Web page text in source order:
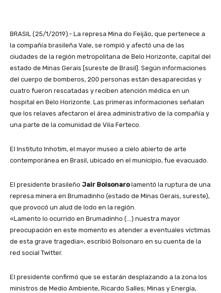
BRASIL (25/1/2019).- La represa Mina do Feijão, que pertenece a
la compañía brasileña Vale, se rompió y afectó una de las
ciudades de la región metropolitana de Belo Horizonte, capital del
estado de Minas Gerais [sureste de Brasil]. Según informaciones
del cuerpo de bomberos, 200 personas están desaparecidas y
cuatro fueron rescatadas y reciben atención médica en un
hospital en Belo Horizonte. Las primeras informaciones señalan
que los relaves afectaron el área administrativo de la compañía y
una parte de la comunidad de Vila Ferteco.
El Instituto Inhotim, el mayor museo a cielo abierto de arte
contemporánea en Brasil, ubicado en el municipio, fue evacuado.
El presidente brasileño Jair Bolsonarolamentó la ruptura de una
represa minera en Brumadinho (estado de Minas Gerais, sureste),
que provocó un alud de lodo en la región.
«Lamento lo ocurrido en Brumadinho (…) nuestra mayor
preocupación en este momento es atender a eventuales víctimas
de esta grave tragedia», escribió Bolsonaro en su cuenta de la
red social Twitter.
El presidente confirmó que se estarán desplazando a la zona los
ministros de Medio Ambiente, Ricardo Salles; Minas y Energía,